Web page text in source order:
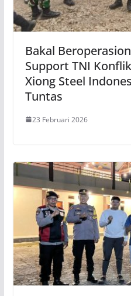
Bakal
Support TNI
Xiong Steel
Tuntas
23 Februari 2026